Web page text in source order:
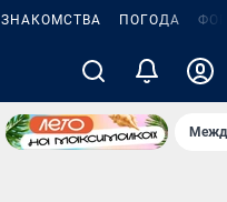
ЗНАКОМСТВА ПОГОДА